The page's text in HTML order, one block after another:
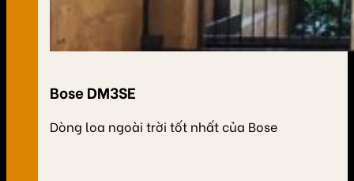
Bose DM3SE
Dòng loa ngoài trời tốt nhất của Bose